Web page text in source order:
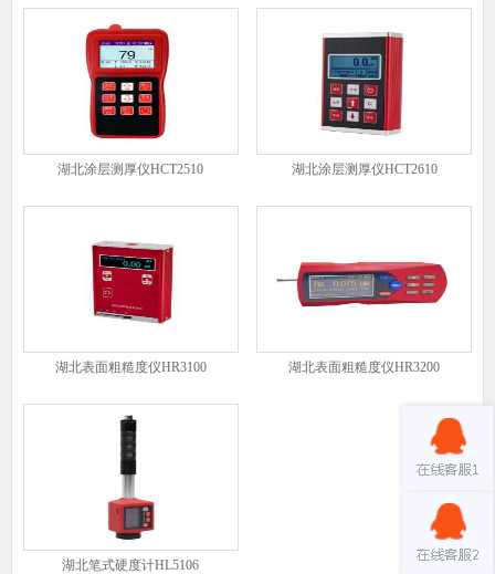
湖北涂层测厚仪HCT2510 湖北涂层测厚仪HCT2610
湖北表面粗糙度仪HR3100 湖北表面粗糙度仪HR3200
湖北笔式硬度计HL5106